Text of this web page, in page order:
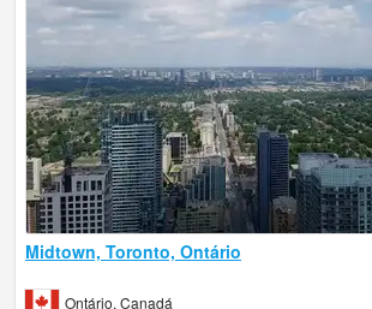
Midtown, Toronto, Ontário
Ontário, Canadá